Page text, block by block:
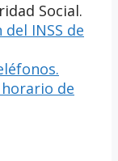
Social.
INSS de
de